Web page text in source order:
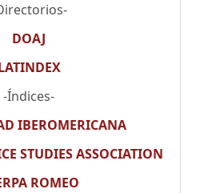
DOAJ
-Índices-
IBEROMERICANA
STUDIES ASSOCIATION
ROMEO